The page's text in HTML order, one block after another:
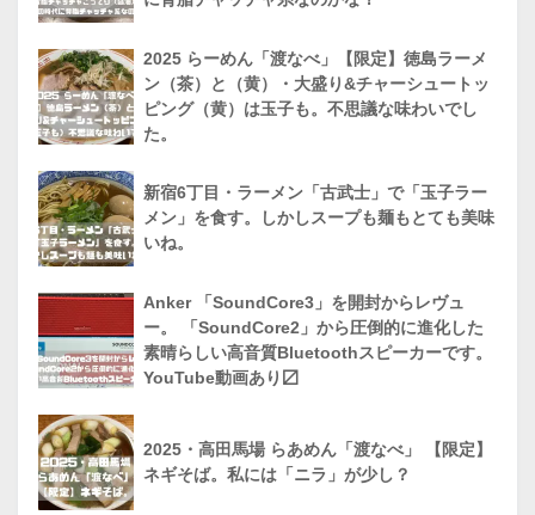
2025 らーめん「渡なべ」【限定】徳島ラーメ
ン（茶）と（黄）・大盛り&チャーシュートッ
ピング（黄）は玉子も。不思議な味わいでし
た。
新宿6丁目・ラーメン「古武士」で「玉子ラー
メン」を食す。しかしスープも麺もとても美味
いね。
Anker 「SoundCore3」を開封からレヴュ
ー。 「SoundCore2」から圧倒的に進化した
素晴らしい高音質Bluetoothスピーカーです。
YouTube動画あり〼
2025・高田馬場 らあめん「渡なべ」 【限定】
ネギそば。私には「ニラ」が少し？